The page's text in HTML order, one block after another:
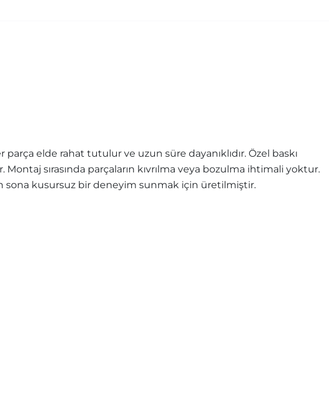
elde rahat tutulur ve uzun süre dayanıklıdır. Özel baskı
sırasında parçaların kıvrılma veya bozulma ihtimali yoktur.
sona kusursuz bir deneyim sunmak için üretilmiştir.